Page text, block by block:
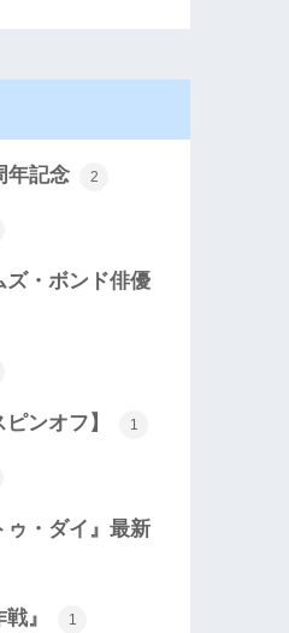
年記念 2
ズ・ボンド俳優
ピンオフ】 1
ゥ・ダイ』最新
戦』 1